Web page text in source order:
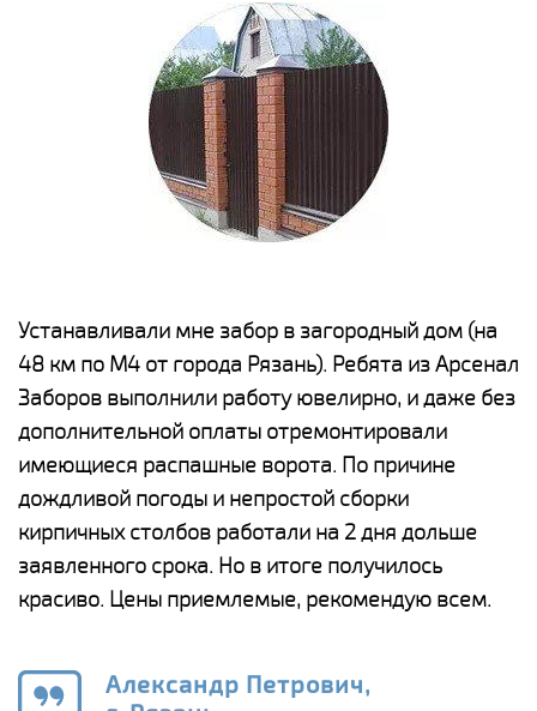
Устанавливали мне забор в загородный дом (на
48 км по М4 от города Рязань). Ребята из Арсенал
Заборов выполнили работу ювелирно, и даже без
дополнительной оплаты отремонтировали
имеющиеся распашные ворота. По причине
дождливой погоды и непростой сборки
кирпичных столбов работали на 2 дня дольше
заявленного срока. Но в итоге получилось
красиво. Цены приемлемые, рекомендую всем.
Александр Петрович,